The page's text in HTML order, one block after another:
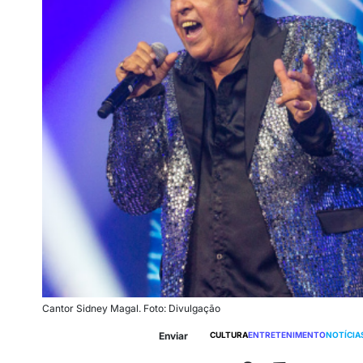
Cantor Sidney Magal. Foto: Divulgação
Enviar CULTURAENTRETENIMENTO